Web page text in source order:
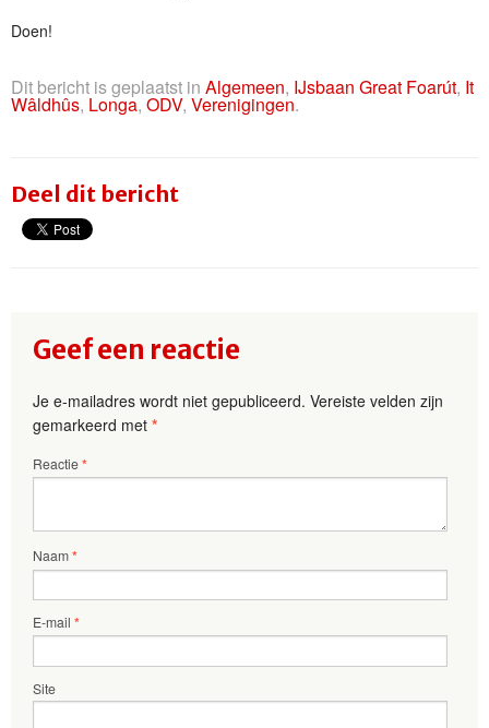
Doen!
Dit bericht is geplaatst in Algemeen, IJsbaan Great Foarút, It
Wâldhûs, Longa, ODV, Verenigingen.
Deel dit bericht
Geef een reactie
Je e-mailadres wordt niet gepubliceerd. Vereiste velden zijn
gemarkeerd met *
Reactie*
Naam*
E-mail *
Site